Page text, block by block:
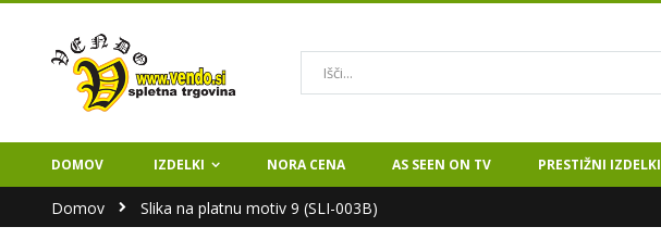
Iskanje
DOMOV IZDELKI NORA CENA AS SEEN ON TV PRESTIŽNI IZDELKI
Domov Slika na platnu motiv 9 (SLI-003B)